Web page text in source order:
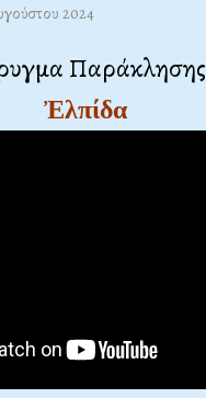
2024
Παράκλησης
Ἐλπίδα